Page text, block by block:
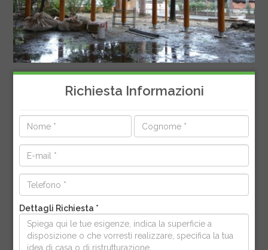
Richiesta Informazioni
Dettagli Richiesta *